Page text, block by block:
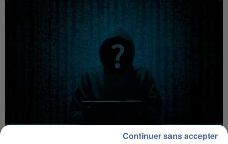
Continuer sans accepter